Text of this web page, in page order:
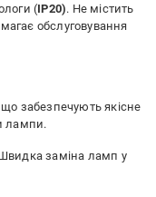
(IP20). Не містить
обслуговування
забезпечують якісне
лампи.
заміна ламп у